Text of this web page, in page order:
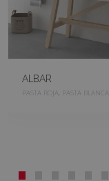
ALBAR
PASTA ROJA, PASTA BLANCA